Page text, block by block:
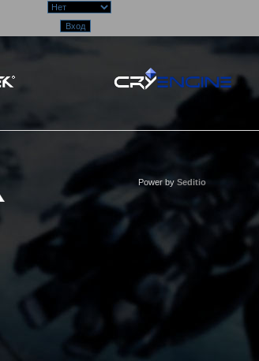
Power by Seditio